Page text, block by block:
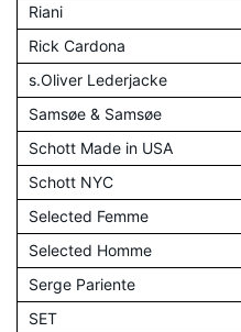
Riani
Rick Cardona
s.Oliver Lederjacke
Samsøe & Samsøe
Schott Made in USA
Schott NYC
Selected Femme
Selected Homme
Serge Pariente
SET